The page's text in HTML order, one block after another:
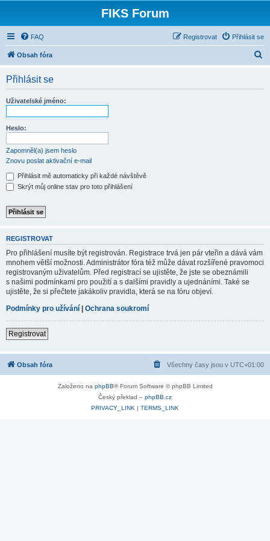
FIKS Forum
FAQ Přihlásit se
Registrovat
Obsah fóra
Přihlásit se
Uživatelské jméno:
Heslo:
Zapomněl(a) jsem heslo
Znovu poslat aktivační e-mail
Přihlásit mě automaticky při každé návštěvě
Skrýt můj online stav pro toto přihlášení
REGISTROVAT
Pro přihlášení musíte být registrován. Registrace trvá jen pár vteřin a dává vám
mnohem větší možnosti. Administrátor fóra též může dávat rozšířené pravomoci
registrovaným uživatelům. Před registrací se ujistěte, že jste se obeznámili
s našimi podmínkami pro použití a s dalšími pravidly a ujednáními. Také se
ujistěte, že si přečtete jakákoliv pravidla, která se na fóru objeví.
Podmínky pro užívání | Ochrana soukromí
Registrovat
Obsah fóra Všechny časy jsou v UTC+01:00
Založeno na phpBB® Forum Software © phpBB Limited
Český překlad – phpBB.cz
PRIVACY_LINK | TERMS_LINK